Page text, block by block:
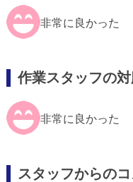
非常に良かった
作業スタッフの
非常に良かった
スタッフからのコ